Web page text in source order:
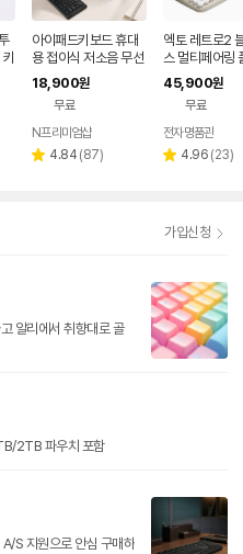
아이패드키보드 휴대
용 접이식 저소음 무선
블루투스 키보드 태블
릿
18,900원
무료
페이
N프리미엄샵
별 4.84 리
(87)
엑토 레트로2
스 멀티페어링
타자기 키보드
45,900원
무료
페
전자명품관
별 4.96 리
(23)
가입신청
알리에서 취향대로 골
2TB 파우치 포함
S 지원으로 안심 구매하